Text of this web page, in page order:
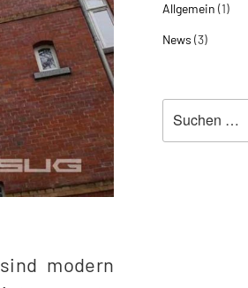
modern
Allgemein (1)
News (3)
nach: